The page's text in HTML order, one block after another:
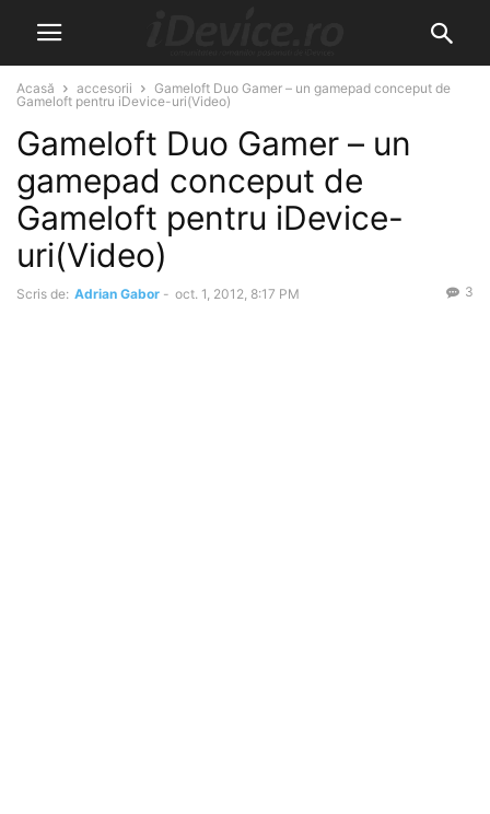
Acasă accesorii
Gameloft Duo Gamer – un gamepad conceput de
Gameloft pentru iDevice-uri(Video)
Gameloft Duo Gamer – un
gamepad conceput de
Gameloft pentru iDevice-
uri(Video)
Scris de: Adrian Gabor - oct. 1, 2012, 8:17 PM 3